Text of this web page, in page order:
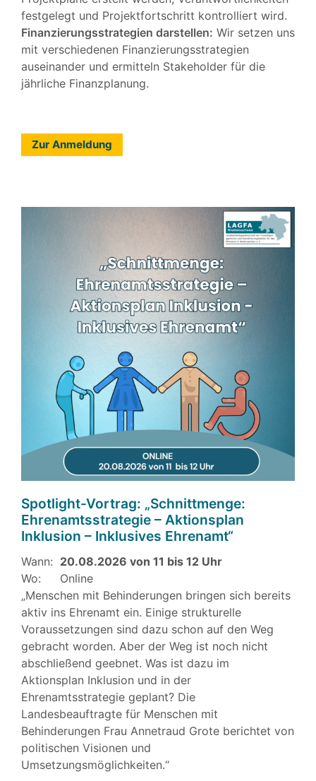
festgelegt und Projektfortschritt kontrolliert wird.
Finanzierungsstrategien darstellen: Wir setzen uns
mit verschiedenen Finanzierungsstrategien
auseinander und ermitteln Stakeholder für die
jährliche Finanzplanung.
Zur Anmeldung
Spotlight-Vortrag: „Schnittmenge:
Ehrenamtsstrategie – Aktionsplan
Inklusion – Inklusives Ehrenamt“
Wann: 20.08.2026 von 11 bis 12 Uhr
Wo:
Online
„Menschen mit Behinderungen bringen sich bereits
aktiv ins Ehrenamt ein. Einige strukturelle
Voraussetzungen sind dazu schon auf den Weg
gebracht worden. Aber der Weg ist noch nicht
abschließend geebnet. Was ist dazu im
Aktionsplan Inklusion und in der
Ehrenamtsstrategie geplant? Die
Landesbeauftragte für Menschen mit
Behinderungen Frau Annetraud Grote berichtet von
politischen Visionen und
Umsetzungsmöglichkeiten.“